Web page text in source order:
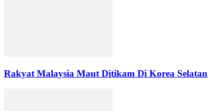
Rakyat Malaysia Maut Ditikam Di Korea Selatan